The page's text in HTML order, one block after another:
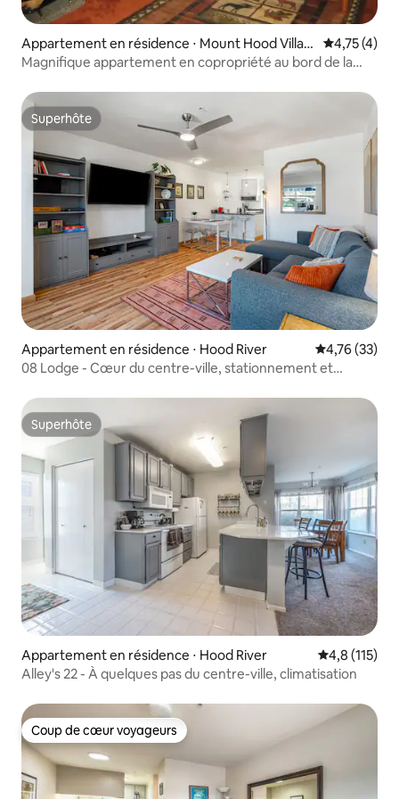
Appartement en résidence ⋅ Mount Hood Villag
e
Évaluation
4,75 (4)
Magnifique appartement en copropriété au bord de la
Superhôte
Superhôte
Appartement en résidence ⋅ Hood River Évaluation
4,76 (33)
08 Lodge - Cœur du centre-ville, stationnement et
Superhôte
Superhôte
Appartement en résidence ⋅ Hood River Évaluation
4,8 (115)
Alley's 22 - À quelques pas du centre-ville, climatisation
Coup de cœur voyageurs
Coup de cœur voyageurs